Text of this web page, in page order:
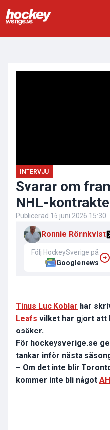
INTERVJU
Svarar om
NHL-
Publicerad 16 juni 2026 15:30
Ronnie Rönnkvist
Följ HockeySverige på
Google news
Tinus Luc Koblar har
Leafs vilket har gjort att
osäker.
För hockeysverige.se
tankar inför nästa
– Om det inte blir
kommer inte bli något